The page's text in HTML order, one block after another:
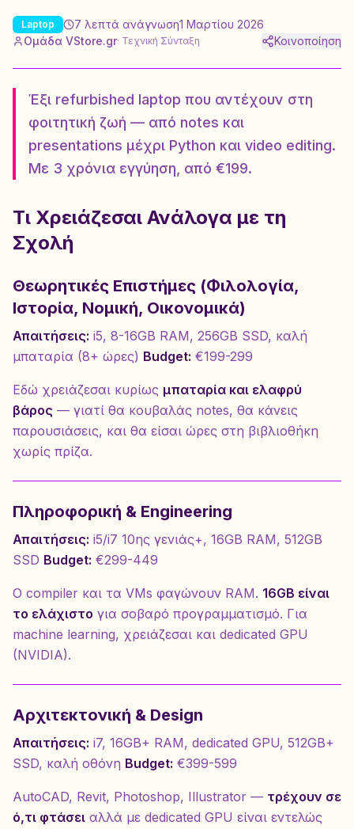
Laptop 7 λεπτά ανάγνωση1 Μαρτίου 2026
Ομάδα VStore.gr· Τεχνική Σύνταξη Κοινοποίηση
Έξι refurbished laptop που αντέχουν στη
φοιτητική ζωή — από notes και
presentations μέχρι Python και video editing.
Με 3 χρόνια εγγύηση, από €199.
Τι Χρειάζεσαι Ανάλογα με τη
Σχολή
Θεωρητικές Επιστήμες (Φιλολογία,
Ιστορία, Νομική, Οικονομικά)
Απαιτήσεις: i5, 8-16GB RAM, 256GB SSD, καλή
μπαταρία (8+ ώρες) Budget: €199-299
Εδώ χρειάζεσαι κυρίως μπαταρία και ελαφρύ
βάρος — γιατί θα κουβαλάς notes, θα κάνεις
παρουσιάσεις, και θα είσαι ώρες στη βιβλιοθήκη
χωρίς πρίζα.
Πληροφορική & Engineering
Απαιτήσεις: i5/i7 10ης γενιάς+, 16GB RAM, 512GB
SSD Budget: €299-449
Ο compiler και τα VMs φαγώνουν RAM. 16GB είναι
το ελάχιστο για σοβαρό προγραμματισμό. Για
machine learning, χρειάζεσαι και dedicated GPU
(NVIDIA).
Αρχιτεκτονική & Design
Απαιτήσεις: i7, 16GB+ RAM, dedicated GPU, 512GB+
SSD, καλή οθόνη Budget: €399-599
AutoCAD, Revit, Photoshop, Illustrator — τρέχουν σε
ό,τι φτάσει αλλά με dedicated GPU είναι εντελώς